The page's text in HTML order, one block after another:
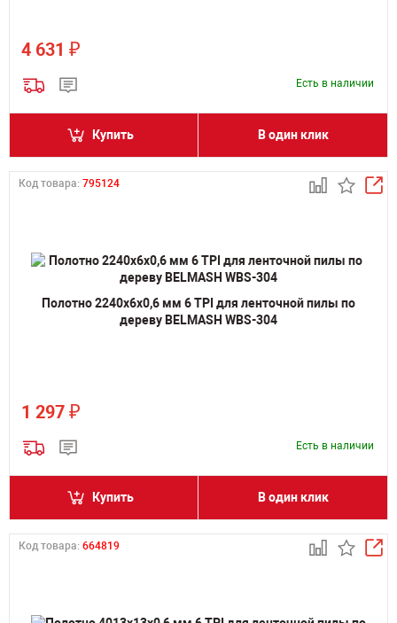
4 631 ₽
Есть в наличии
Купить В один клик
Код товара: 795124
Полотно 2240х6х0,6 мм 6 TPI для ленточной пилы по
дереву BELMASH WBS-304
1 297 ₽
Есть в наличии
Купить В один клик
Код товара: 664819